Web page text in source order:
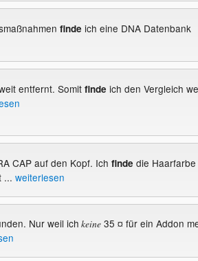
finde ich eine DNA Datenbank
entfernt. Somitfinde ich den Vergleich
CAP auf den Kopf. Ich finde die Haarfarbe
... weiterlesen
Nur weil ich keine35 ¤ für ein Addon